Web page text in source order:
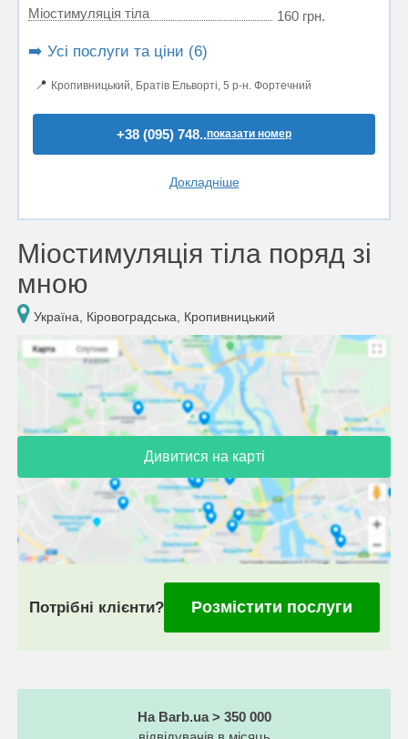
Міостимуляція тіла 160 грн.
➡️ Усі послуги та ціни (6)
📍 Кропивницький, Братів Ельворті, 5 р-н. Фортечний
+38 (095) 748..показати номер
Докладніше
Міостимуляція тіла поряд зі
мною
Україна, Кіровоградська, Кропивницький
Дивитися на карті
Потрібні клієнти? Розмістити послуги
На Barb.ua > 350 000